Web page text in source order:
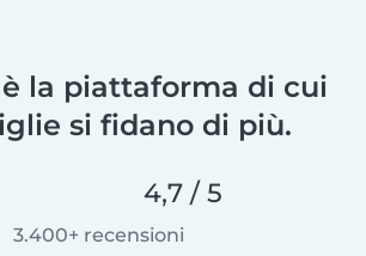
la piattaforma di cui
si fidano di più.
4,7 / 5
3.400+ recensioni